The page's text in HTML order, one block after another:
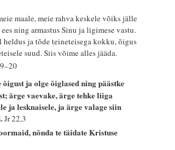
maale, meie rahva keskele võiks jälle
ning armastus Sinu ja ligimese vastu.
heldus ja tõde teineteisega kokku, õigus
suud. Siis võime alles jääda.
õigust ja olge õiglased ning päästke
ärge vaevake, ärge tehke liiga
ja lesknaisele, ja ärge valage siin
Jr 22,3
nõnda te täidate Kristuse